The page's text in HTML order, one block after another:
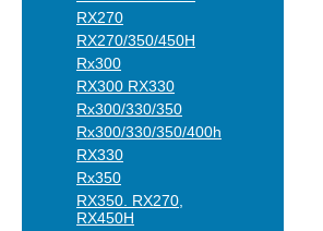
RX270
RX270/350/450H
Rx300
RX300 RX330
Rx300/330/350
Rx300/330/350/400h
RX330
Rx350
RX350. RX270,
RX450H